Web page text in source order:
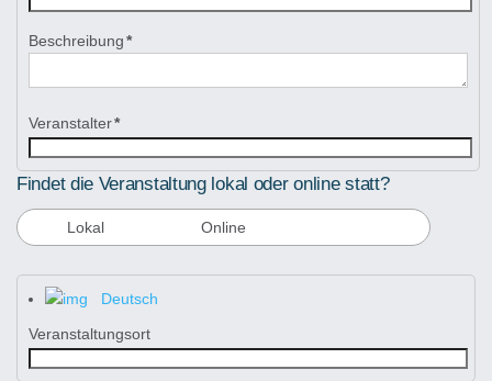
Beschreibung*
Veranstalter*
Findet die Veranstaltung lokal oder online statt?
Lokal Online
Deutsch
Veranstaltungsort